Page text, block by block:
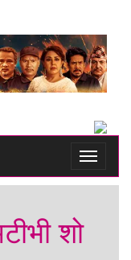
Toggle
शो